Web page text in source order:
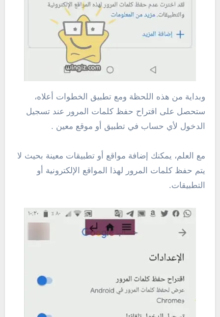
وبداية من هذه اللحظة ومع تطبيق الخطوات أعلاه،
ستحصل على اقتراح حفظ كلمات المرور عند تسجيل
الدخول لأي حساب في تطبيق أو موقع معين .
مع العلم، يمكنك إضافة مواقع أو تطبيقات معينة بحيث لا
يتم حفظ كلمات المرور لهذا المواقع الإلكترونية أو
التطبيقات.